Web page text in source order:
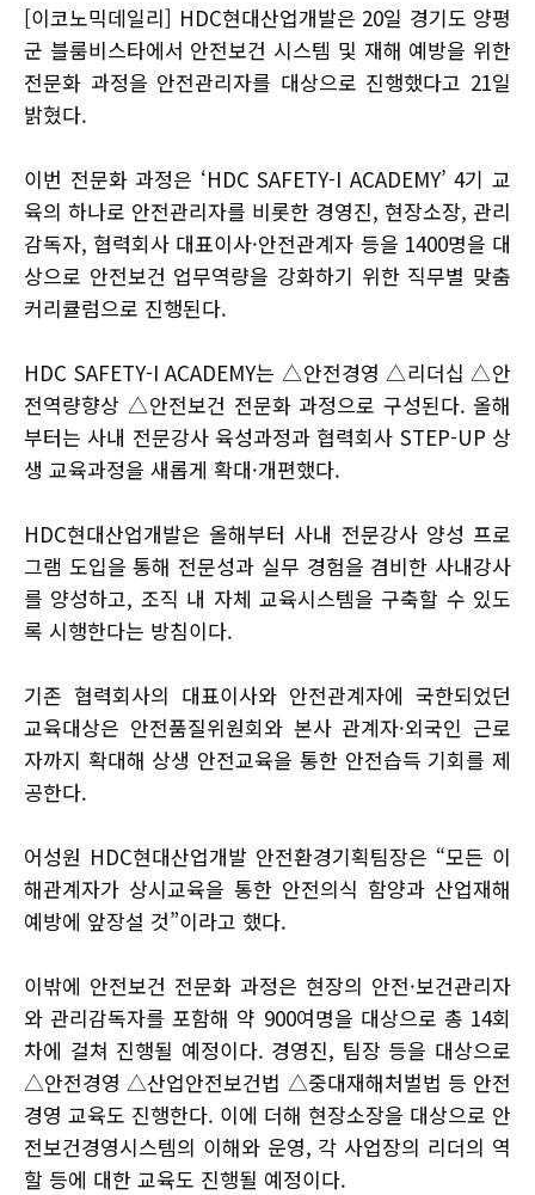
[이코노믹데일리] HDC현대산업개발은 20일 경기도 양평
군 블룸비스타에서 안전보건 시스템 및 재해 예방을 위한
전문화 과정을 안전관리자를 대상으로 진행했다고 21일
밝혔다.
이번 전문화 과정은 ‘HDC SAFETY-I ACADEMY’ 4기 교
육의 하나로 안전관리자를 비롯한 경영진, 현장소장, 관리
감독자, 협력회사 대표이사·안전관계자 등을 1400명을 대
상으로 안전보건 업무역량을 강화하기 위한 직무별 맞춤
커리큘럼으로 진행된다.
HDC SAFETY-I ACADEMY는 △안전경영 △리더십 △안
전역량향상 △안전보건 전문화 과정으로 구성된다. 올해
부터는 사내 전문강사 육성과정과 협력회사 STEP-UP 상
생 교육과정을 새롭게 확대·개편했다.
HDC현대산업개발은 올해부터 사내 전문강사 양성 프로
그램 도입을 통해 전문성과 실무 경험을 겸비한 사내강사
를 양성하고, 조직 내 자체 교육시스템을 구축할 수 있도
록 시행한다는 방침이다.
기존 협력회사의 대표이사와 안전관계자에 국한되었던
교육대상은 안전품질위원회와 본사 관계자·외국인 근로
자까지 확대해 상생 안전교육을 통한 안전습득 기회를 제
공한다.
어성원 HDC현대산업개발 안전환경기획팀장은 “모든 이
해관계자가 상시교육을 통한 안전의식 함양과 산업재해
예방에 앞장설 것”이라고 했다.
이밖에 안전보건 전문화 과정은 현장의 안전·보건관리자
와 관리감독자를 포함해 약 900여명을 대상으로 총 14회
차에 걸쳐 진행될 예정이다. 경영진, 팀장 등을 대상으로
△안전경영 △산업안전보건법 △중대재해처벌법 등 안전
경영 교육도 진행한다. 이에 더해 현장소장을 대상으로 안
전보건경영시스템의 이해와 운영, 각 사업장의 리더의 역
할 등에 대한 교육도 진행될 예정이다.